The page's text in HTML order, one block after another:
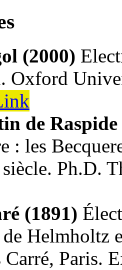
(2000)
. Oxford
de Raspide
: les
. Ph.D.
(1891)
Helmholtz
Carré, Paris.